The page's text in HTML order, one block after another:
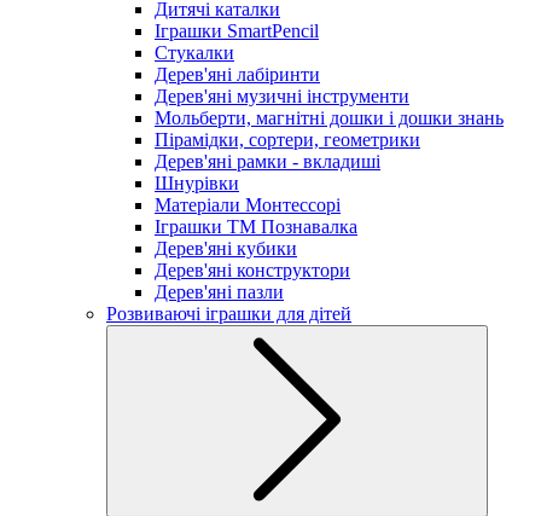
Дитячі каталки
Іграшки SmartPencil
Стукалки
Дерев'яні лабіринти
Дерев'яні музичні інструменти
Мольберти, магнітні дошки і дошки знань
Пірамідки, сортери, геометрики
Дерев'яні рамки - вкладиші
Шнурівки
Матеріали Монтессорі
Іграшки ТМ Познавалка
Дерев'яні кубики
Дерев'яні конструктори
Дерев'яні пазли
Розвиваючі іграшки для дітей